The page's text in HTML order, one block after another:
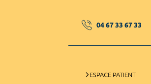
04 67 33 67 33
ESPACE PATIENT